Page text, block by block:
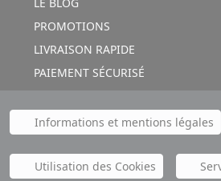
PROMOTIONS
LIVRAISON RAPIDE
PAIEMENT SÉCURISÉ
Informations et mentions légales
Utilisation des Cookies